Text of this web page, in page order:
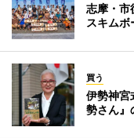
志摩・
スキムボ
買う
伊勢神
勢さん』